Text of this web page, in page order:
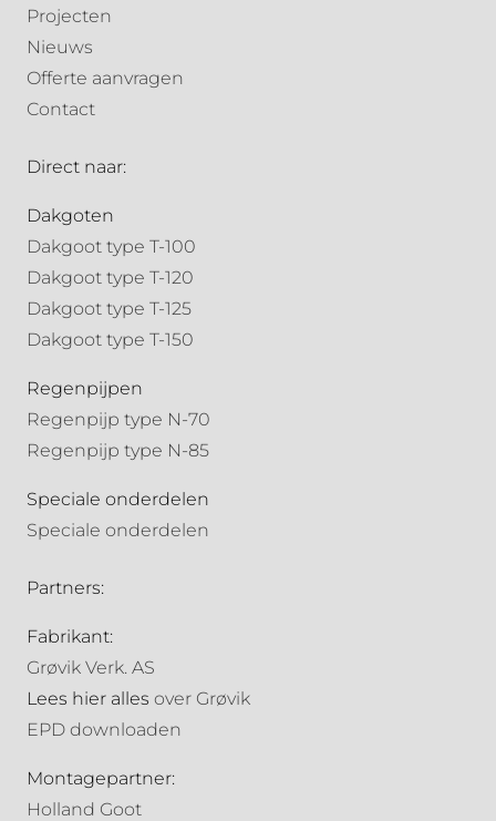
Projecten
Nieuws
Offerte aanvragen
Contact
Direct naar:
Dakgoten
Dakgoot type T-100
Dakgoot type T-120
Dakgoot type T-125
Dakgoot type T-150
Regenpijpen
Regenpijp type N-70
Regenpijp type N-85
Speciale onderdelen
Speciale onderdelen
Partners:
Fabrikant:
Grøvik Verk. AS
Lees hier alles over Grøvik
EPD downloaden
Montagepartner:
Holland Goot